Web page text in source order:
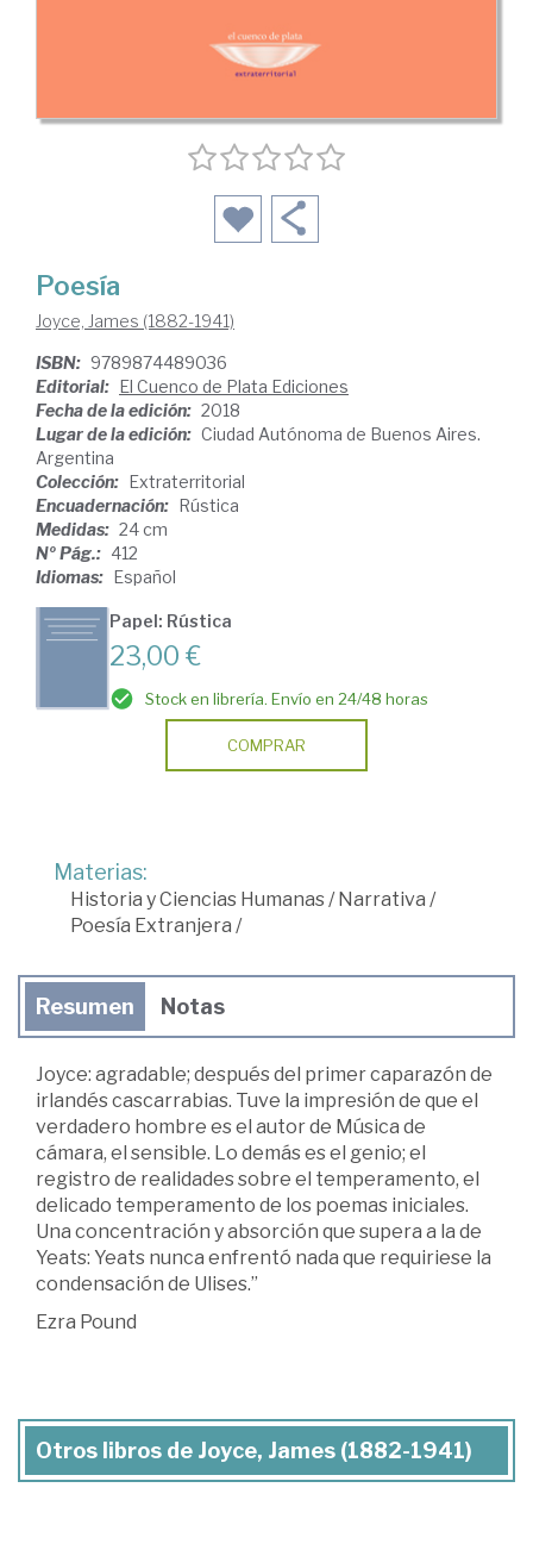
Poesía
Joyce, James (1882-1941)
ISBN: 9789874489036
Editorial: El Cuenco de Plata Ediciones
Fecha de la edición: 2018
Lugar de la edición: Ciudad Autónoma de Buenos Aires.
Argentina
Colección: Extraterritorial
Encuadernación: Rústica
Medidas: 24 cm
Nº Pág.: 412
Idiomas: Español
Papel: Rústica
23,00 €
Stock en librería. Envío en 24/48 horas
COMPRAR
Materias:
Historia y Ciencias Humanas/Narrativa /
Poesía Extranjera /
Resumen Notas
Joyce: agradable; después del primer caparazón de
irlandés cascarrabias. Tuve la impresión de que el
verdadero hombre es el autor de Música de
cámara, el sensible. Lo demás es el genio; el
registro de realidades sobre el temperamento, el
delicado temperamento de los poemas iniciales.
Una concentración y absorción que supera a la de
Yeats: Yeats nunca enfrentó nada que requiriese la
condensación de Ulises.”
Ezra Pound
Otros libros de Joyce, James (1882-1941)